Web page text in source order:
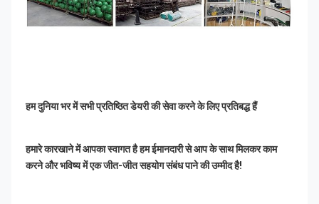
हम दुनिया भर में सभी प्रतिष्ठित डेयरी की सेवा करने के लिए प्रतिबद्ध हैं
हमारे कारखाने में आपका स्वागत है हम ईमानदारी से आप के साथ मिलकर काम
करने और भविष्य में एक जीत-जीत सहयोग संबंध पाने की उम्मीद है!